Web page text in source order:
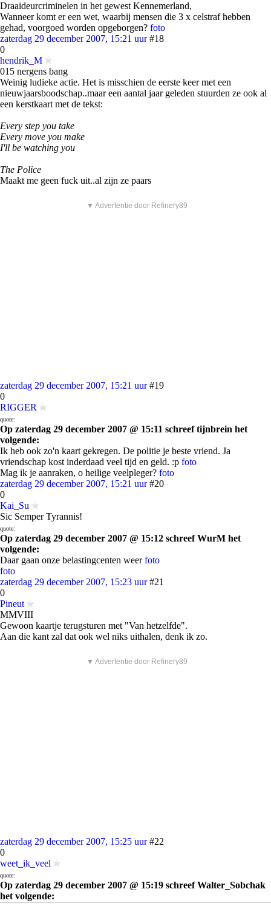
Draaideurcriminelen in het gewest Kennemerland,
Wanneer komt er een wet, waarbij mensen die 3 x celstraf hebben
gehad, voorgoed worden opgeborgen? foto
zaterdag 29 december 2007, 15:21 uur #18
0
hendrik_M
015 nergens bang
Weinig ludieke actie. Het is misschien de eerste keer met een
nieuwjaarsboodschap..maar een aantal jaar geleden stuurden ze ook al
een kerstkaart met de tekst:
Every step you take
Every move you make
I'll be watching you
The Police
Maakt me geen fuck uit..al zijn ze paars
▼ Advertentie door Refinery89
zaterdag 29 december 2007, 15:21 uur #19
0
RIGGER
quote:
Op zaterdag 29 december 2007 @ 15:11 schreef tijnbrein het
volgende:
Ik heb ook zo'n kaart gekregen. De politie je beste vriend. Ja
vriendschap kost inderdaad veel tijd en geld. :p foto
Mag ik je aanraken, o heilige veelpleger? foto
zaterdag 29 december 2007, 15:21 uur #20
0
Kai_Su
Sic Semper Tyrannis!
quote:
Op zaterdag 29 december 2007 @ 15:12 schreef WurM het
volgende:
Daar gaan onze belastingcenten weerfoto
foto
zaterdag 29 december 2007, 15:23 uur #21
0
Pineut
MMVIII
Gewoon kaartje terugsturen met "Van hetzelfde".
Aan die kant zal dat ook wel niks uithalen, denk ik zo.
▼ Advertentie door Refinery89
zaterdag 29 december 2007, 15:25 uur #22
0
weet_ik_veel
quote:
Op zaterdag 29 december 2007 @ 15:19 schreef Walter_Sobchak
het volgende: